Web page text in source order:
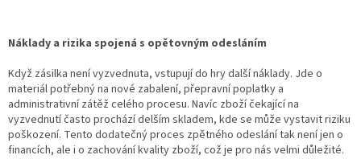
Náklady a rizika spojená s opětovným odesláním
Když zásilka není vyzvednuta, vstupují do hry další náklady. Jde o
materiál potřebný na nové zabalení, přepravní poplatky a
administrativní zátěž celého procesu. Navíc zboží čekající na
vyzvednutí často prochází delším skladem, kde se může vystavit riziku
poškození. Tento dodatečný proces zpětného odeslání tak není jen o
financích, ale i o zachování kvality zboží, což je pro nás velmi důležité.